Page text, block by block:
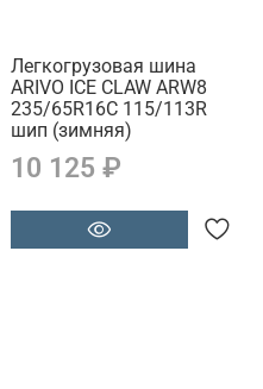
Легкогрузовая шина
ARIVO ICE CLAW ARW8
235/65R16C 115/113R
шип (зимняя)
10 125 ₽